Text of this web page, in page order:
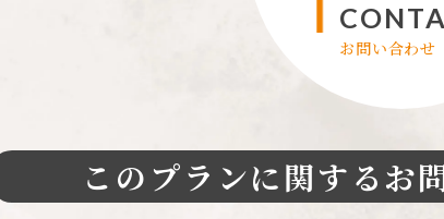
お問い合わせ
このプランに関する お